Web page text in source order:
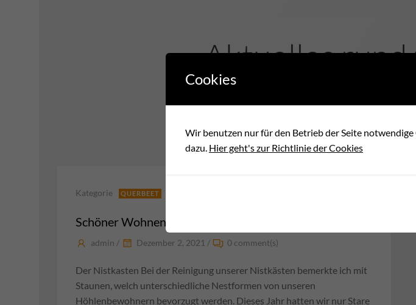
Aktuelles rund
Kategorie QUERBEET
Schöner Wohnen, mal so, mal so…
admin / Dezember 2, 2021 / 0 comment(s)
Der Nistkasten Bei der Reinigung unserer Nistkästen bemerkte ich mit
Staunen, welch unterschiedliche Nestformen von unseren
Höhlenbewohnern bevorzugt werden. Dieses Jahr hatten wir nur Stare
Cookies
Wir benutzen nur für den Betrieb der Seite
dazu. Hier geht's zur Richtlinie der Cookies